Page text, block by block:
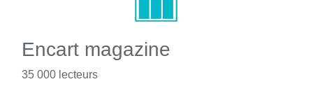
Encart magazine
35 000 lecteurs